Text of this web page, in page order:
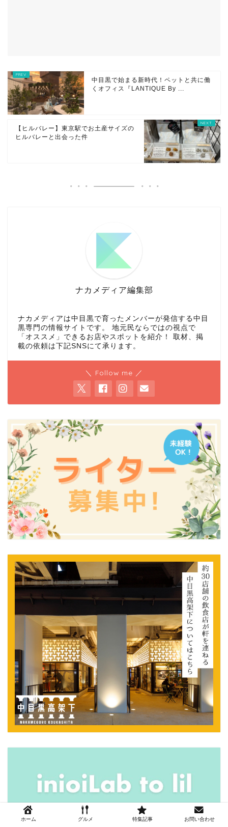
中目黒で始まる新時代！ペットと共に働
くオフィス『LANTIQUE By ...
【ヒルバレー】東京駅でお土産サイズの
ヒルバレーと出会った件
ナカメディア編集部
ナカメディアは中目黒で育ったメンバーが発信する中目
黒専門の情報サイトです。 地元民ならではの視点で
「オススメ」できるお店やスポットを紹介！ 取材、掲
載の依頼は下記SNSにて承ります。
＼ Follow me ／
ホーム グルメ 特集記事 お問い合わせ